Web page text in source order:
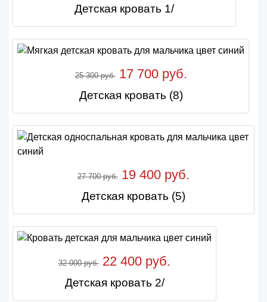
Детская кровать 1/
25 300 руб.17 700 руб.
Детская кровать (8)
27 700 руб. 19 400 руб.
Детская кровать (5)
32 000 руб. 22 400 руб.
Детская кровать 2/